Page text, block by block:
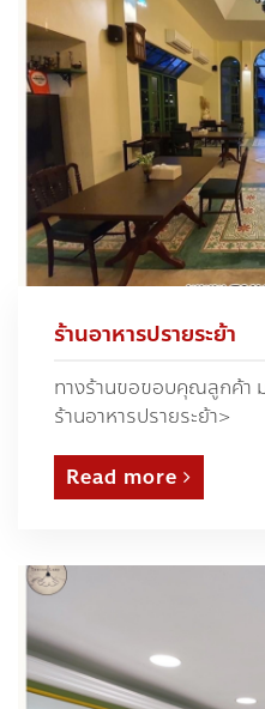
ร้านอาหารปรายระย้า
ทางร้านขอขอบคุณลูกค้า
ร้านอาหารปรายระย้า>
Read more